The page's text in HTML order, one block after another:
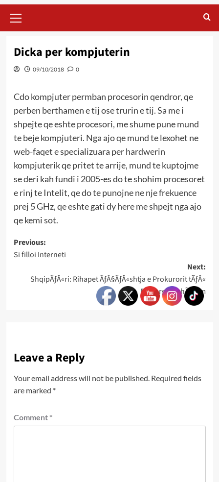
Menu
Dicka per kompjuterin
09/10/2018 0
Cdo kompjuter permban procesorin qendror, qe
perben berthamen e tij ose trurin e tij. Sa me i
shpejte qe eshte procesori, me shume pune mund
te beje kompjuteri. Nga ajo qe mund te lexohet ne
web-faqet e specializuara per hardwerin
kompjuterik qe pritet te arrije, mund te kuptojme
se deri kah fundi i 2005-es do te shohim procesoret
e rinj te Intelit, qe do te punojne ne nje frekuence
prej 5 GHz, qe eshte gati dy here me shpejt nga ajo
qe kemi sot.
Post
navigation
Previous:
Si filloi Interneti
Next:
ShqipÃƒÂ«ri: Rihapet ÃƒÂ§ÃƒÂ«shtja e Prokurorit tÃƒÂ«
PÃƒÂ«rgjithshÃƒÂ«m
Leave a Reply
Your email address will not be published. Required fields
are marked *
Comment *